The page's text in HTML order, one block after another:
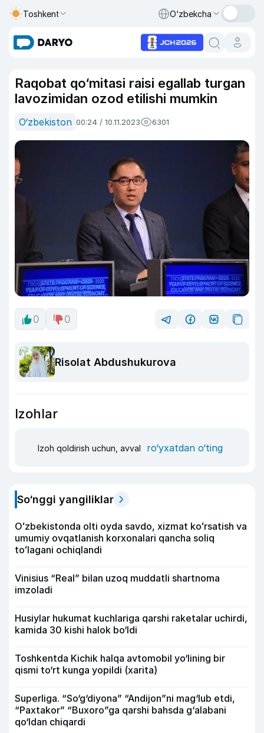
Toshkent O‘zbekcha
Raqobat qo‘mitasi raisi egallab turgan
lavozimidan ozod etilishi mumkin
O‘zbekiston 00:24 / 10.11.2023 6301
0 0
Risolat Abdushukurova
Izohlar
Izoh qoldirish uchun, avval ro‘yxatdan o‘ting
So‘nggi yangiliklar
Oʻzbekistonda olti oyda savdo, xizmat koʻrsatish va
umumiy ovqatlanish korxonalari qancha soliq
toʻlagani ochiqlandi
Vinisius “Real” bilan uzoq muddatli shartnoma
imzoladi
Husiylar hukumat kuchlariga qarshi raketalar uchirdi,
kamida 30 kishi halok bo‘ldi
Toshkentda Kichik halqa avtomobil yo‘lining bir
qismi to‘rt kunga yopildi (xarita)
Superliga. “So‘g‘diyona” “Andijon”ni mag‘lub etdi,
“Paxtakor” “Buxoro”ga qarshi bahsda g‘alabani
qo‘ldan chiqardi